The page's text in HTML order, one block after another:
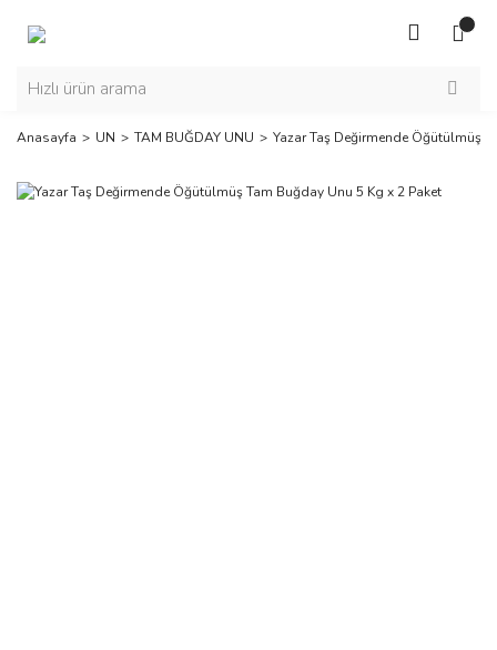
Anasayfa UN TAM BUĞDAY UNU Yazar Taş Değirmende Öğütülmüş